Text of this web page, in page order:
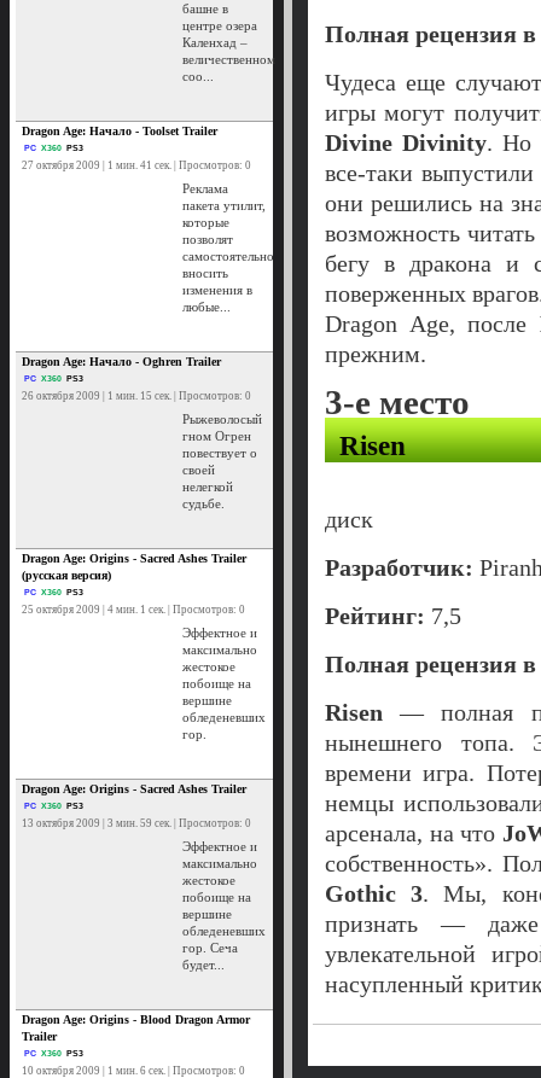
башне в
центре озера
Каленхад –
величественном
соо...
Dragon Age: Начало - Toolset Trailer
PC X360 PS3
27 октября 2009 | 1 мин. 41 сек. | Просмотров: 0
Реклама
пакета утилит,
которые
позволят
самостоятельно
вносить
изменения в
любые...
Dragon Age: Начало - Oghren Trailer
PC X360 PS3
26 октября 2009 | 1 мин. 15 сек. | Просмотров: 0
Рыжеволосый
гном Огрен
повествует о
своей
нелегкой
судьбе.
Dragon Age: Origins - Sacred Ashes Trailer
(русская версия)
PC X360 PS3
25 октября 2009 | 4 мин. 1 сек. | Просмотров: 0
Эффектное и
максимально
жестокое
побоище на
вершине
обледеневших
гор.
Dragon Age: Origins - Sacred Ashes Trailer
PC X360 PS3
13 октября 2009 | 3 мин. 59 сек. | Просмотров: 0
Эффектное и
максимально
жестокое
побоище на
вершине
обледеневших
гор. Сеча
будет...
Dragon Age: Origins - Blood Dragon Armor
Trailer
PC X360 PS3
10 октября 2009 | 1 мин. 6 сек. | Просмотров: 0
Полная рецензия
Чудеса еще
игры могут
Divine Divinity. Но
все-таки
они решились на
возможность
бегу в дракона и
поверженных
Dragon Age, после
прежним.
3-е место
Risen
диск
Разработчик:
Рейтинг: 7,5
Полная рецензия
Risen— полная
нынешнего топа.
времени игра.
немцы
арсенала, на что
собственность».
Gothic 3. Мы,
признать — даже
увлекательной
насупленный